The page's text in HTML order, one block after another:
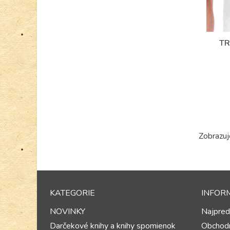
KATEGORIE
NOVINKY
Darčekové knihy a knihy spomienok